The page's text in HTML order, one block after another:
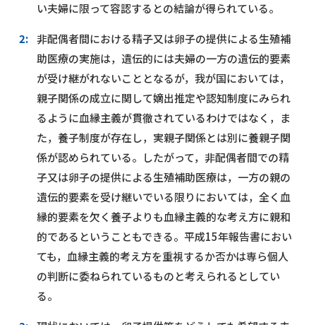
い夫婦に限って容認するとの結論が得られている。
2: 非配偶者間における精子又は卵子の提供による生殖補
助医療の実施は，遺伝的には夫婦の一方の遺伝的要素
が受け継がれないこととなるが，我が国においては，
親子関係の成立に関して嫡出推定や認知制度にみられ
るように血縁主義が貫徹されているわけではなく，ま
た，養子制度が存在し，実親子関係とは別に養親子関
係が認められている。したがって，非配偶者間での精
子又は卵子の提供による生殖補助医療は，一方の親の
遺伝的要素を受け継いでいる限りにおいては，全く血
縁的要素を欠く養子よりも血縁主義的な考え方に親和
的であるということもできる。平成15年報告書におい
ても，血縁主義的考え方を重視するか否かは専ら個人
の判断に委ねられているものと考えられるとしてい
る。